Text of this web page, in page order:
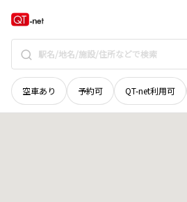
空車あり 予約可 QT-net利用可
島根県